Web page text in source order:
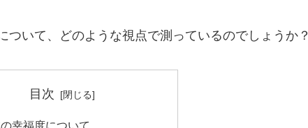
ついて、どのような視点で測っているのでしょうか？
目次
幸福度について